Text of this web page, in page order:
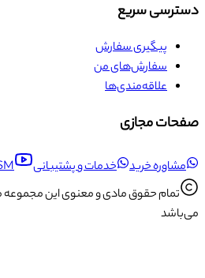
دسترسی سریع
پیگیری سفارش
سفارش‌های من
علاقه‌مندی‌ها
صفحات مجازی
مشاوره خرید خدمات و پشتیبانی
تمام حقوق مادی و معنوی این مجموعه
می‌باشد